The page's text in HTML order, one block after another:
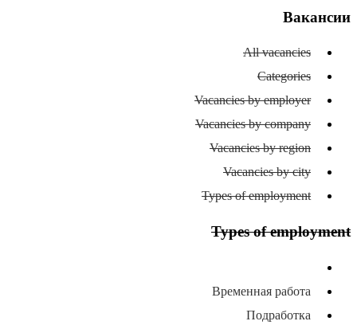
Вакансии
All vacancies
Categories
Vacancies by employer
Vacancies by company
Vacancies by region
Vacancies by city
Types of employment
Types of employment
Временная работа
Подработка